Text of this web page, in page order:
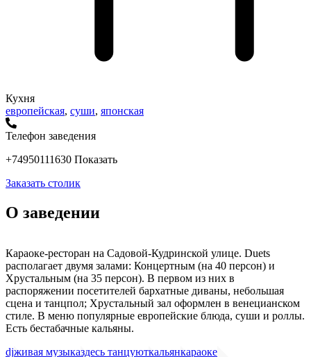
Кухня
европейская, суши, японская
Телефон заведения
+74950111630 Показать
Заказать столик
О заведении
Караоке-ресторан на Садовой-Кудринской улице. Duets
располагает двумя залами: Концертным (на 40 персон) и
Хрустальным (на 35 персон). В первом из них в
распоряжении посетителей бархатные диваны, небольшая
сцена и танцпол; Хрустальный зал оформлен в венецианском
стиле. В меню популярные европейские блюда, суши и роллы.
Есть бестабачные кальяны.
djживая музыказдесь танцуюткальянкараоке